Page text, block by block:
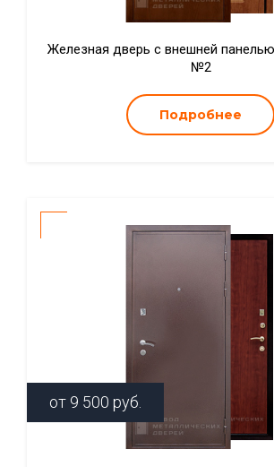
Железная дверь с внешней
№2
Подробнее
от 9 500 руб.